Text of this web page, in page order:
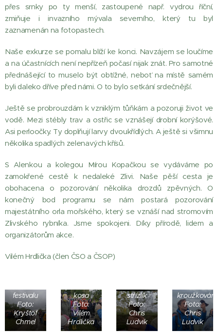
přes srnky po ty menší, zastoupené např. vydrou říční,
zmiňuje i invazního mývala severního, který tu byl
zaznamenán na fotopastech.
Naše exkurze se pomalu blíží ke konci. Navzájem se loučíme
a na účastnících není nepřízeň počasí nijak znát. Pro samotné
přednášející to muselo být obtížné, neboť na místě samém
byli daleko dříve před námi. O to bylo setkání srdečnější.
Ještě se probrouzdám k vzniklým tůňkám a pozoruji život ve
vodě. Mezi stébly trav a ostřic se vznášejí drobní korýšové.
Asi perloočky. Ty doplňují larvy dvoukřídlých. A ještě si všimnu
několika spadlých zelenavých křísů.
S Alenkou a kolegou Mírou Kopačkou se vydáváme po
zamokřené cestě k nedaleké Zlivi. Naše pěší cesta je
obohacena o pozorování několika drozdů zpěvných. O
konečný bod programu se nám postará pozorování
majestátního orla mořského, který se vznáší nad stromovím
Zlivského rybníka. Jsme spokojeni. Díky přírodě, lidem a
organizátorům akce.
Vilém Hrdlička (člen ČSO a ČSOP)
festivalu
Foto:
Kryštof
Chmel
kosa
Foto:
Vilém
Hrdlička
střízlík
Foto:
Chris
Ludvik
kroužkování
Foto:
Chris
Ludvik